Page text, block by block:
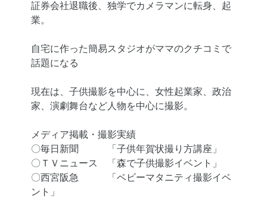
証券会社退職後、独学でカメラマンに転身、起
業。
自宅に作った簡易スタジオがママのクチコミで
話題になる
現在は、子供撮影を中心に、女性起業家、政治
家、演劇舞台など人物を中心に撮影。
メディア掲載・撮影実績
〇毎日新聞 「子供年賀状撮り方講座」
〇ＴＶニュース 「森で子供撮影イベント」
〇西宮阪急 「ベビーマタニティ撮影イベ
ント」